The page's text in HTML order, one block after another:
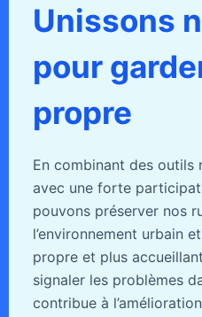
Unissons
pour
propre
En combinant des outils
avec une forte
pouvons préserver nos
l’environnement urbain
propre et plus
signaler les problèmes
contribue à